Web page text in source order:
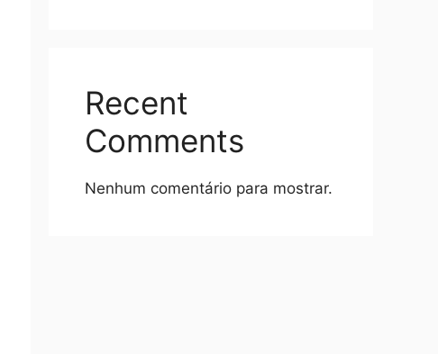
Recent
Comments
Nenhum comentário para mostrar.